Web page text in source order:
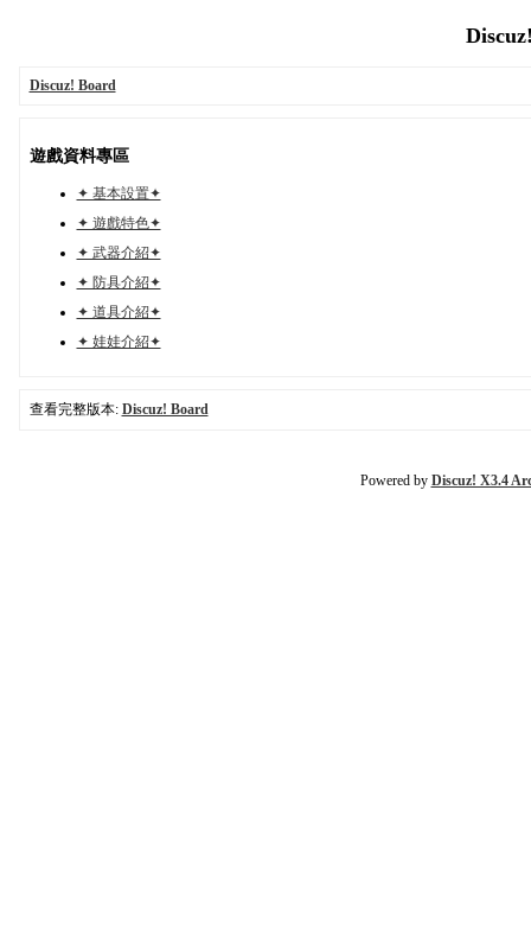
Discuz! Board
遊戲資料專區
✦ 基本設置✦
✦ 遊戲特色✦
✦ 武器介紹✦
✦ 防具介紹✦
✦ 道具介紹✦
✦ 娃娃介紹✦
查看完整版本: Discuz! Board
Powered by Discuz! X3.4